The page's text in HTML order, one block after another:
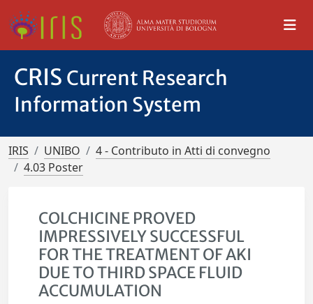
CRIS Current Research
Information System
IRIS UNIBO
4 - Contributo in Atti di convegno
4.03 Poster
COLCHICINE PROVED
IMPRESSIVELY SUCCESSFUL
FOR THE TREATMENT OF AKI
DUE TO THIRD SPACE FLUID
ACCUMULATION